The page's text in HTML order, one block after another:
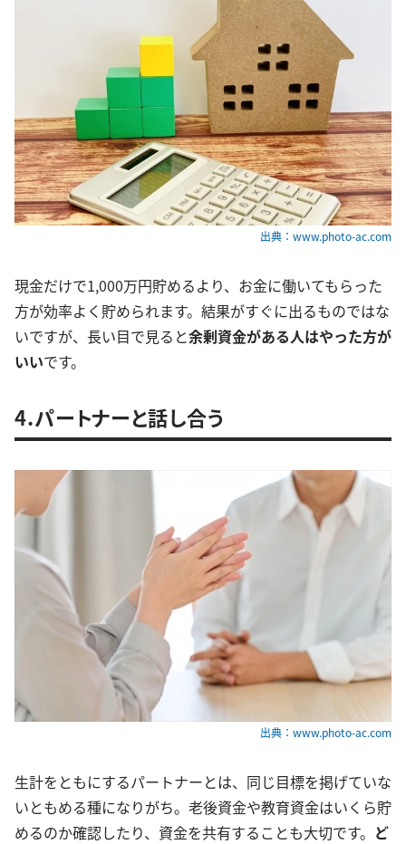
出典：www.photo-ac.com
現金だけで1,000万円貯めるより、お金に働いてもらった
方が効率よく貯められます。結果がすぐに出るものではな
いですが、長い目で見ると余剰資金がある人はやった方が
いいです。
4.パートナーと話し合う
出典：www.photo-ac.com
生計をともにするパートナーとは、同じ目標を掲げていな
いともめる種になりがち。老後資金や教育資金はいくら貯
めるのか確認したり、資金を共有することも大切です。 ど